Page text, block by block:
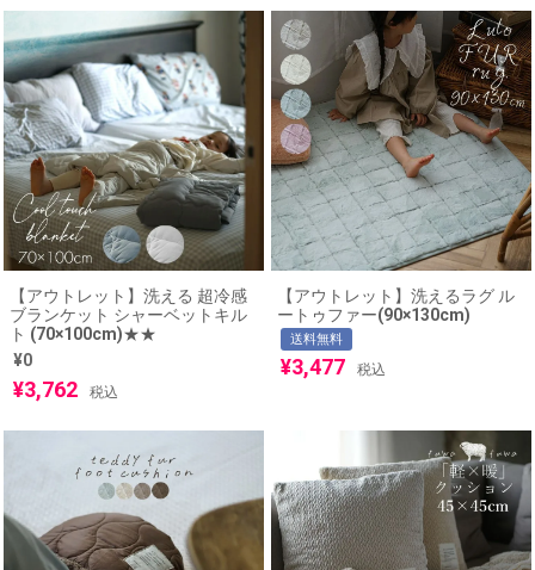
【アウトレット】洗える 超冷感
ブランケット シャーベットキル
ト (70×100cm)★★
¥0
¥3,762 税込
【アウトレット】洗えるラグ ル
ートゥファー(90×130cm)
送料無料
¥3,477 税込